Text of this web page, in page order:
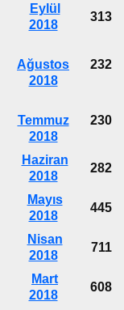
Eylül
2018
313
Ağustos
2018
232
Temmuz
2018
230
Haziran
2018
282
Mayıs
2018
445
Nisan
2018
711
Mart
2018
608